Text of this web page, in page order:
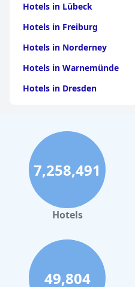
Hotels in Lübeck
Hotels in Freiburg
Hotels in Norderney
Hotels in Warnemünde
Hotels in Dresden
Hotels in Stuttgart
Hotels in Leipzig
Hotels in Bamberg
Hotels in Nürnberg
Hotels in Büsum
Hotels im Allgäu
Hotels in Oberhausen
7,258,491
Hotels
49,804